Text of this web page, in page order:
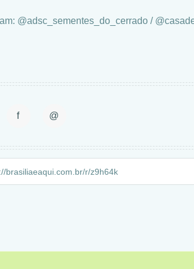
@adsc_sementes_do_cerrado /
f @